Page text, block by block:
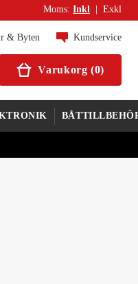
Moms: Inkl Exkl
& Byten Kundservice
Varukorg (0)